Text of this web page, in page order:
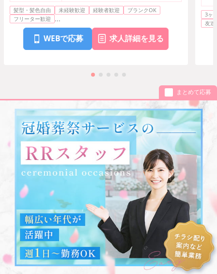
髪型・髪色自由 未経験歓迎 経験者歓迎
ブランクOK
フリーター歓迎
...
WEBで応募 求人詳細を見る
3ヶ
友達
まとめて応募